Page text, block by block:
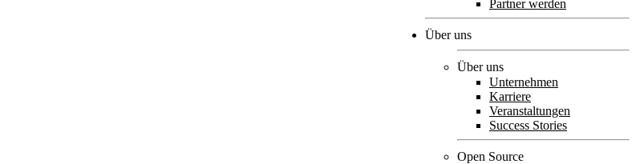
Partner werden
Über uns
Über uns
Unternehmen
Karriere
Veranstaltungen
Success Stories
Open Source